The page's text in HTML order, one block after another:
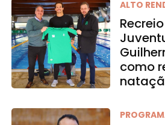
ALTO
como